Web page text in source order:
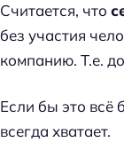
к
и
п
S
E
Считается, что
без участия
компанию. Т.е.
Если бы это всё
всегда хватает.